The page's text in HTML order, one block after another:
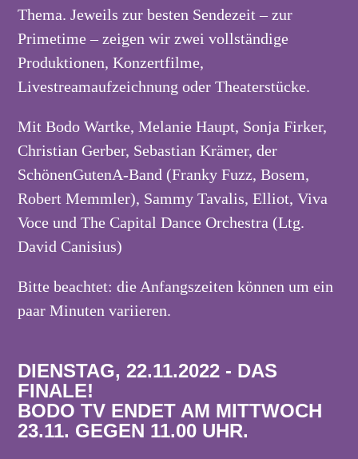
Thema. Jeweils zur besten Sendezeit – zur
Primetime – zeigen wir zwei vollständige
Produktionen, Konzertfilme,
Livestreamaufzeichnung oder Theaterstücke.
Mit Bodo Wartke, Melanie Haupt, Sonja Firker,
Christian Gerber, Sebastian Krämer, der
SchönenGutenA-Band (Franky Fuzz, Bosem,
Robert Memmler), Sammy Tavalis, Elliot, Viva
Voce und The Capital Dance Orchestra (Ltg.
David Canisius)
Bitte beachtet: die Anfangszeiten können um ein
paar Minuten variieren.
DIENSTAG, 22.11.2022 - DAS
FINALE!
BODO TV ENDET AM MITTWOCH
23.11. GEGEN 11.00 UHR.